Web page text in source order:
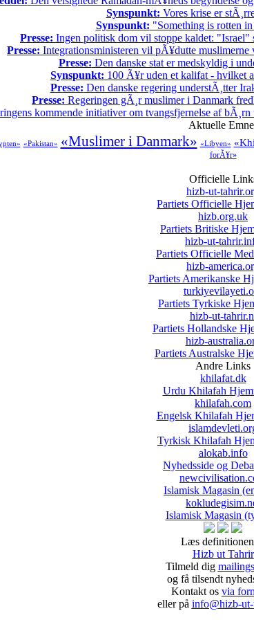
Synspunkt: Vores krise er
Synspunkt: "Something is rotten
Presse: Ingen politisk dom vil stoppe kaldet: "Israel"
Presse: Integrationsministeren vil pÃ¥dutte muslimerne
Presse: Den danske stat er medskyldig i
Synspunkt: 100 Ã¥r uden et kalifat - hvilket
Presse: Den danske regering understÃ¸tter
Presse: Regeringen gÃ¸r muslimer i Danmark
kommende initiativer om tvangsfjernelse af
Aktuelle
«Pakistan» «Muslimer i Danmark» «Libyen»
forÃ¥r»
Officielle
hizb-ut-
Partiets Officielle
hizb.org.uk
Partiets Britiske
hizb-ut-
Partiets Officielle
hizb-
Partiets Amerikanske
Partiets Tyrkiske
hizb-ut-
Partiets Hollandske
hizb-
Partiets Australske
Andre Links
khilafat.dk
Urdu Khilafah
khilafah.com
Engelsk Khilafah
Tyrkisk Khilafah
alokab.info
Nyhedsside og
Islamisk Magasin
Islamisk Magasin
Læs
Hizb ut Tahrir
Tilmeld dig
og få tilsendt
Kontakt os via
eller på info@hizb-